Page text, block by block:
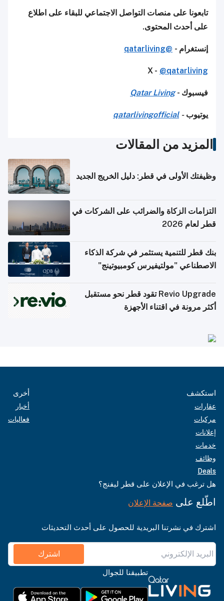
تابعونا على منصات التواصل الاجتماعي للبقاء على اطلاع
على أحدث المحتوى.
إنستغرام - @qatarliving
X - @qatarliving
فيسبوك -Qatar Living
يوتيوب-
qatarlivingofficial
المزيد من المقالات
وظيفتك الأولى في قطر: دليل الخريج الجديد
التزامات الزكاة والضرائب على الشركات في
قطر لعام 2026
بنك قطر للتنمية يستثمر في شركة الذكاء
الاصطناعي "مولتيفيرس كومبيوتينج"
Revio Upgrade تقود قطر نحو مستقبل
أكثر مرونة في اقتناء الأجهزة
استكشف
عقارات
مركبات
إعلانات
خدمات
وظائف
Deals
أخرى
أخبار
فعاليات
هل ترغب في الإعلان على قطر ليفنج؟
اطّلع على صفحة الإعلان
اشترك في نشرتنا البريدية للحصول على أحدث التحديثات
اشترك
تطبيقنا للجوال